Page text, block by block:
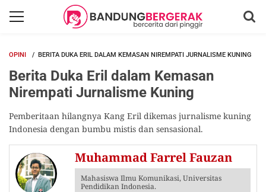
OPINI BERITA DUKA ERIL DALAM KEMASAN NIREMPATI JURNALISME KUNING
Berita Duka Eril dalam Kemasan
Nirempati Jurnalisme Kuning
Pemberitaan hilangnya Kang Eril dikemas jurnalisme kuning
Indonesia dengan bumbu mistis dan sensasional.
Muhammad Farrel Fauzan
Mahasiswa Ilmu Komunikasi, Universitas
Pendidikan Indonesia.